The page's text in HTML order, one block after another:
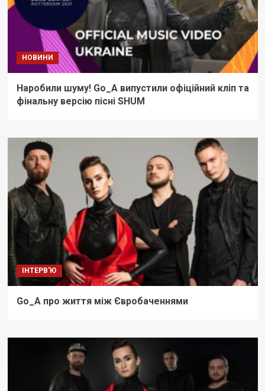
НОВИНИ
Наробили шуму! Go_A випустили офіційний кліп та
фінальну версію пісні SHUM
ІНТЕРВ'Ю
Go_A про життя між Євробаченнями